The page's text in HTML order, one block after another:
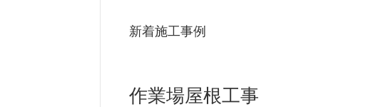
新着施工事例
作業場屋根工事